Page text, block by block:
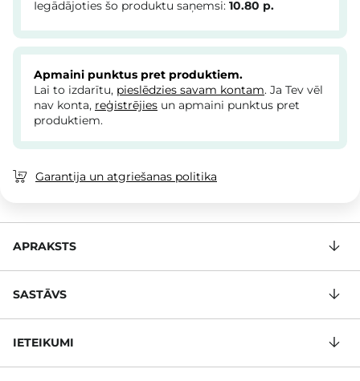
Iegādājoties šo produktu saņemsi: 10.80 p.
Apmaini punktus pret produktiem.
Lai to izdarītu, pieslēdzies savam kontam. Ja Tev vēl
nav konta, reģistrējies un apmaini punktus pret
produktiem.
Garantija un atgriešanas politika
APRAKSTS
SASTĀVS
IETEIKUMI